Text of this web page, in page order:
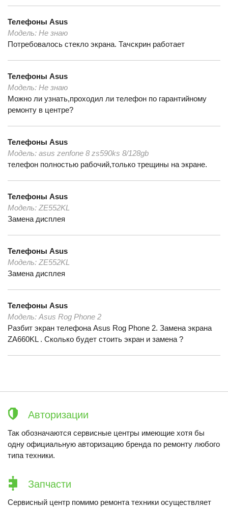
Телефоны Asus
Модель: Не знаю
Потребовалось стекло экрана. Тачскрин работает
Телефоны Asus
Модель: Не знаю
Можно ли узнать,проходил ли телефон по гарантийному
ремонту в центре?
Телефоны Asus
Модель: asus zenfone 8 zs590ks 8/128gb
телефон полностью рабочий,только трещины на экране.
Телефоны Asus
Модель: ZE552KL
Замена дисплея
Телефоны Asus
Модель: ZE552KL
Замена дисплея
Телефоны Asus
Модель: Asus Rog Phone 2
Разбит экран телефона Asus Rog Phone 2. Замена экрана
ZA660KL . Сколько будет стоить экран и замена ?
Авторизации
Так обозначаются сервисные центры имеющие хотя бы
одну официальную авторизацию бренда по ремонту любого
типа техники.
Запчасти
Сервисный центр помимо ремонта техники осуществляет